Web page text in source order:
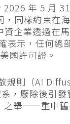
年 5 月
同樣約束在
企業透過在
表示，任何總
國許可證。
規則（AI
，廢除後引發
之舉——重申